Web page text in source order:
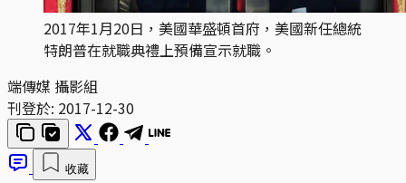
2017年1月20日，美國華盛頓首府，美國新任總統
特朗普在就職典禮上預備宣示就職。
端傳媒 攝影組
刊登於: 2017-12-30
收藏